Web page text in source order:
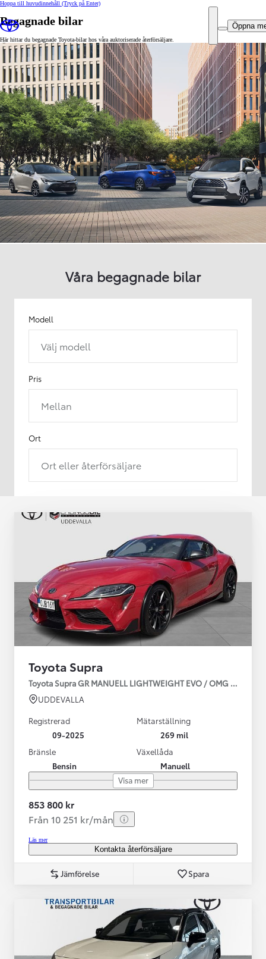
Hoppa till huvudinnehåll (Tryck på Enter)
Öppna
Begagnade bilar
Här hittar du begagnade Toyota-bilar hos våra auktoriserade återförsäljare.
Våra begagnade bilar
Modell
Välj modell
Pris
Mellan
Ort
Ort eller återförsäljare
Toyota Supra
Toyota Supra GR MANUELL LIGHTWEIGHT EVO / OMG LEV!
UDDEVALLA
Registrerad
09-2025
Mätarställning
269 mil
Bränsle
Bensin
Växellåda
Manuell
Visa mer
853 800 kr
Från 10 251 kr/mån
Läs mer
Kontakta återförsäljare
Jämförelse Spara